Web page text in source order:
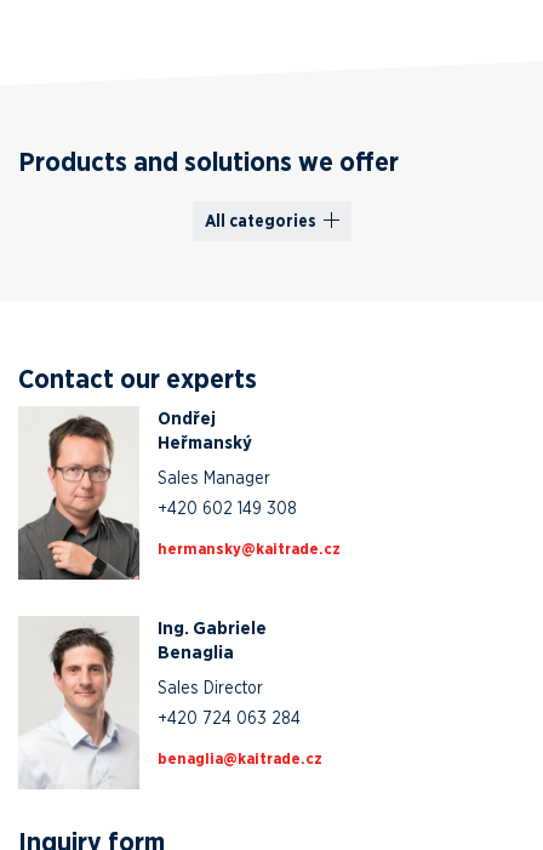
Products and solutions we offer
All categories
Contact our experts
Ondřej
Heřmanský
Sales Manager
+420 602 149 308
zc.edartiak@yksnamreh
Ing. Gabriele
Benaglia
Sales Director
+420 724 063 284
zc.edartiak@ailganeb
Inquiry form